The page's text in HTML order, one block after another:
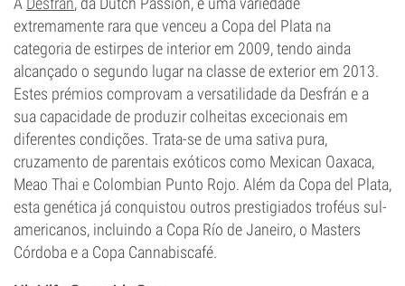
extremamente rara que venceu a Copa del Plata na
categoria de estirpes de interior em 2009, tendo ainda
alcançado o segundo lugar na classe de exterior em 2013.
Estes prémios comprovam a versatilidade da Desfrán e a
sua capacidade de produzir colheitas excecionais em
diferentes condições. Trata-se de uma sativa pura,
cruzamento de parentais exóticos como Mexican Oaxaca,
Meao Thai e Colombian Punto Rojo. Além da Copa del Plata,
esta genética já conquistou outros prestigiados troféus sul-
americanos, incluindo a Copa Río de Janeiro, o Masters
Córdoba e a Copa Cannabiscafé.